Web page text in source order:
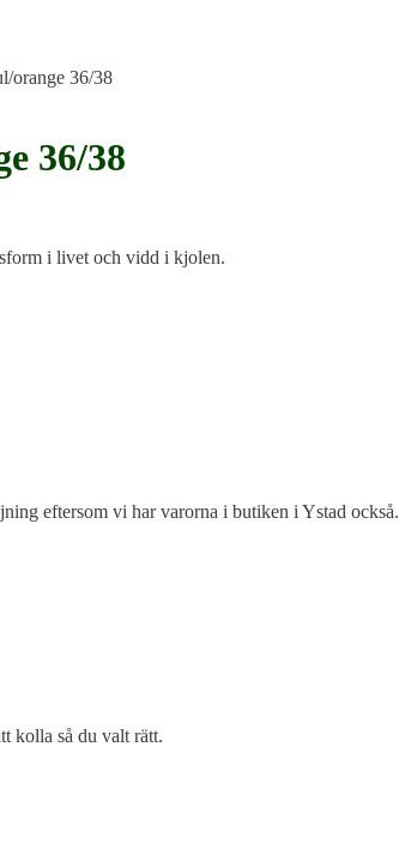
orange 36/38
36/38
i livet och vidd i kjolen.
eftersom vi har varorna i butiken i Ystad också.
kolla så du valt rätt.